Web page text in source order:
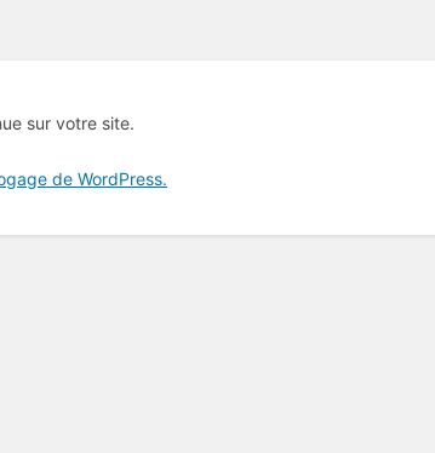
sur votre site.
de WordPress.